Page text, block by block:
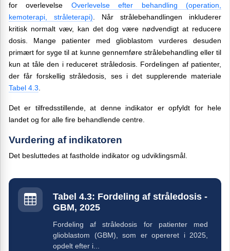
for overlevelse Overlevelse efter behandling (operation,
kemoterapi, stråleterapi). Når strålebehandlingen inkluderer
kritisk normalt væv, kan detdogvære nødvendigt at reducere
dosis. Mange patienter med glioblastom vurderes desuden
primært for syge til at kunne gennemføre strålebehandling eller til
kun at tåle den i reduceret stråledosis. Fordelingen af patienter,
der får forskellig stråledosis,
ses i det supplerende materiale
Tabel 4.3.
Det er tilfredsstillende, at denne indikator er opfyldt for hele
landet og for alle fire behandlende centre.
Vurdering af indikatoren
Det besluttedes at fastholde indikator og udviklingsmål.
Tabel 4.3: Fordeling af stråledosis -
GBM, 2025
Fordeling af stråledosis for patienter med
glioblastom (GBM), som er opereret i 2025,
opdelt efter i...